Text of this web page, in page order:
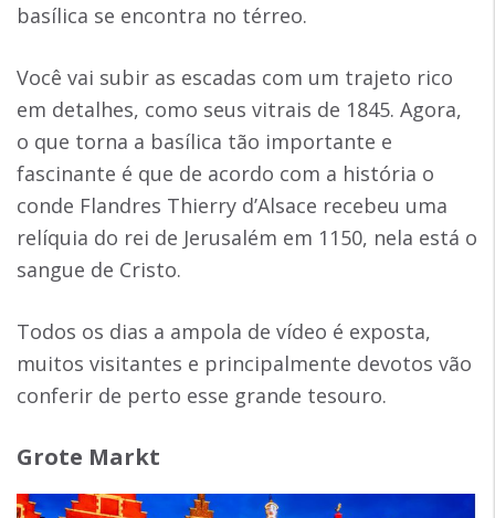
basílica se encontra no térreo.
Você vai subir as escadas com um trajeto rico
em detalhes, como seus vitrais de 1845. Agora,
o que torna a basílica tão importante e
fascinante é que de acordo com a história o
conde Flandres Thierry d’Alsace recebeu uma
relíquia do rei de Jerusalém em 1150, nela está o
sangue de Cristo.
Todos os dias a ampola de vídeo é exposta,
muitos visitantes e principalmente devotos vão
conferir de perto esse grande tesouro.
Grote Markt